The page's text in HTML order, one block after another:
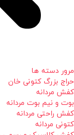
مرور دسته ها
حراج بزرگ کتونی خان
کفش مردانه
بوت و نیم بوت مردانه
کفش راحتی مردانه
کتونی مردانه